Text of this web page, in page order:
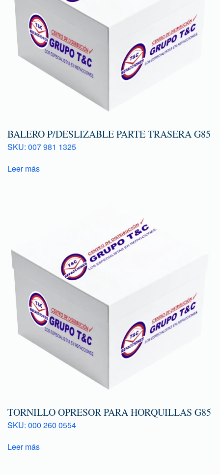
BALERO P/DESLIZABLE PARTE TRASERA G85
SKU: 007 981 1325
Leer más
TORNILLO OPRESOR PARA HORQUILLAS G85
SKU: 000 260 0554
Leer más